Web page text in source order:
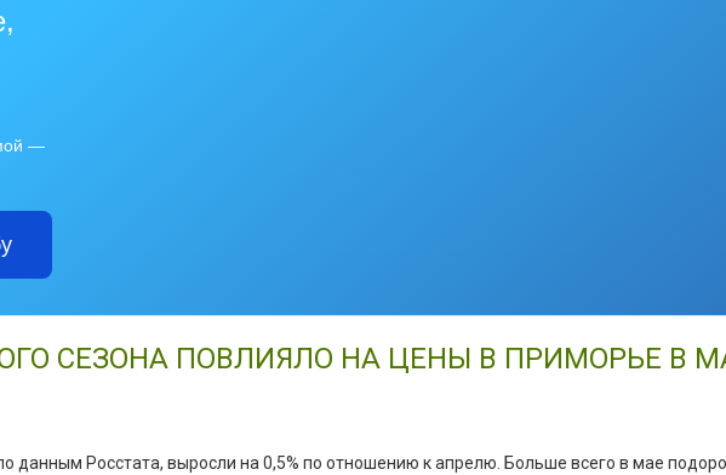
—
СЕЗОНА ПОВЛИЯЛО НА ЦЕНЫ В ПРИМОРЬЕ В
данным Росстата, выросли на 0,5% по отношению к апрелю. Больше всего в мае